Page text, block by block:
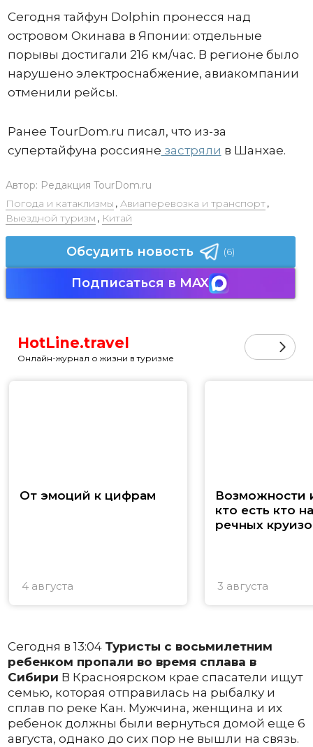
Сегодня тайфун Dolphin пронесся над
островом Окинава в Японии: отдельные
порывы достигали 216 км/час. В регионе было
нарушено электроснабжение, авиакомпании
отменили рейсы.
Ранее TourDom.ru писал, что из-за
супертайфуна россияне застряли в Шанхае.
Автор: Редакция TourDom.ru
Погода и катаклизмы , Авиаперевозка и транспорт,
Выездной туризм , Китай
Обсудить новость (6)
Подписаться в MAX
HotLine.travel
Онлайн-журнал о жизни в туризме
От эмоций к цифрам
4 августа
Возможности
кто есть кто
речных
3 августа
Сегодня в 13:04 Туристы с восьмилетним
ребенком пропали во время сплава в
Сибири В Красноярском крае спасатели ищут
семью, которая отправилась на рыбалку и
сплав по реке Кан. Мужчина, женщина и их
ребенок должны были вернуться домой еще 6
августа, однако до сих пор не вышли на связь.